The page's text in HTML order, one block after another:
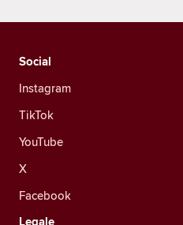
Social
Instagram
TikTok
YouTube
X
Facebook